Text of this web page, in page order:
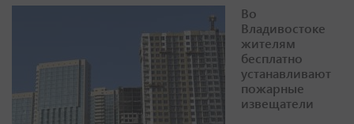
Во
Владивостоке
жителям
бесплатно
устанавливают
пожарные
извещатели